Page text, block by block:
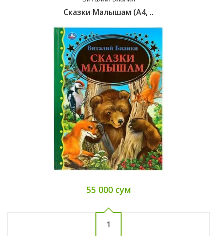
Cказки Малышам (А4, ..
55 000 сум
1